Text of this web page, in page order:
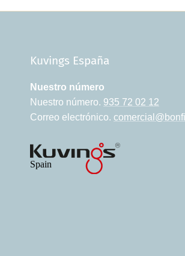
Kuvings España
Nuestro número
Nuestro número. 935 72 02 12
Correo electrónico.